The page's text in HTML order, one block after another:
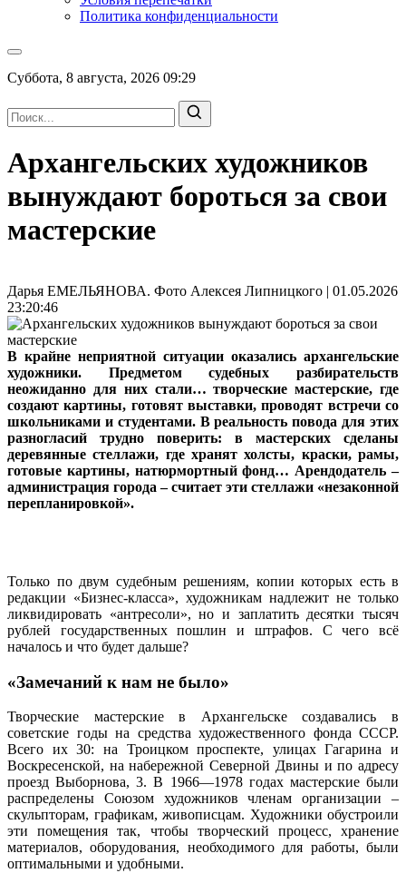
Политика конфиденциальности
Суббота, 8 августа, 2026 09:29
Архангельских художников
вынуждают бороться за свои
мастерские
Дарья ЕМЕЛЬЯНОВА. Фото Алексея Липницкого | 01.05.2026
23:20:46
В крайне неприятной ситуации оказались архангельские
художники. Предметом судебных разбирательств
неожиданно для них стали… творческие мастерские, где
создают картины, готовят выставки, проводят встречи со
школьниками и студентами. В реальность повода для этих
разногласий трудно поверить: в мастерских сделаны
деревянные стеллажи, где хранят холсты, краски, рамы,
готовые картины, натюрмортный фонд… Арендодатель –
администрация города – считает эти стеллажи «незаконной
перепланировкой».
Только по двум судебным решениям, копии которых есть в
редакции «Бизнес-класса», художникам надлежит не только
ликвидировать «антресоли», но и заплатить десятки тысяч
рублей государственных пошлин и штрафов. С чего всё
началось и что будет дальше?
«Замечаний к нам не было»
Творческие мастерские в Архангельске создавались в
советские годы на средства художественного фонда СССР.
Всего их 30: на Троицком проспекте, улицах Гагарина и
Воскресенской, на набережной Северной Двины и по адресу
проезд Выборнова, 3. В 1966—1978 годах мастерские были
распределены Союзом художников членам организации –
скульпторам, графикам, живописцам. Художники обустроили
эти помещения так, чтобы творческий процесс, хранение
материалов, оборудования, необходимого для работы, были
оптимальными и удобными.